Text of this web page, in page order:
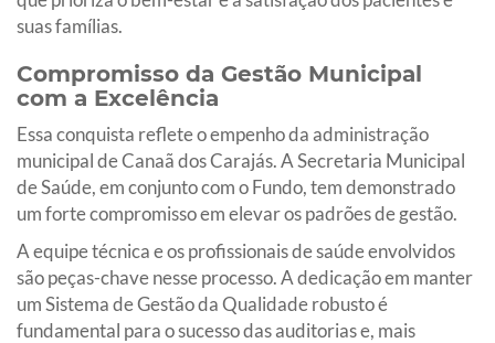
suas famílias.
Compromisso da Gestão Municipal
com a Excelência
Essa conquista reflete o empenho da administração
municipal de Canaã dos Carajás. A Secretaria Municipal
de Saúde, em conjunto com o Fundo, tem demonstrado
um forte compromisso em elevar os padrões de gestão.
A equipe técnica e os profissionais de saúde envolvidos
são peças-chave nesse processo. A dedicação em manter
um Sistema de Gestão da Qualidade robusto é
fundamental para o sucesso das auditorias e, mais